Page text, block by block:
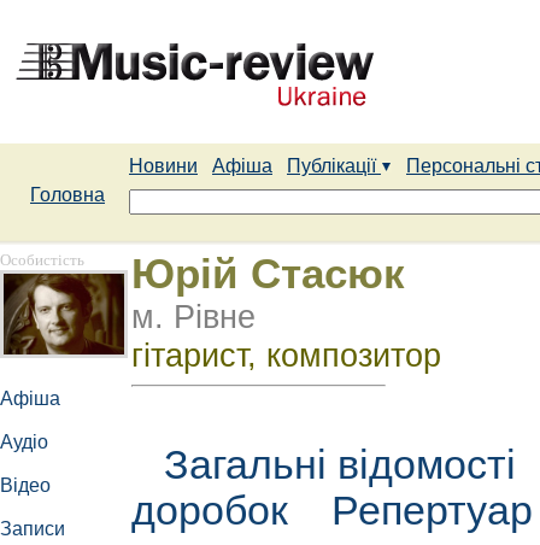
Новини Афіша Публікації
Персональні
Головна
Особистість
Афіша
Аудіо
Відео
Записи
Юрій Стасюк
м. Рівне
гітарист, композитор
Загальні відомості
доробок